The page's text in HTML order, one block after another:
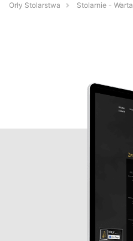
Orły Stolarstwa Stolarnie - Warta